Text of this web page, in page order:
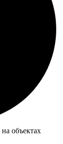
объектах